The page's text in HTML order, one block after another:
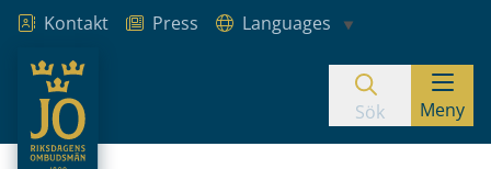
Hoppa till innehåll
Kontakt Press
Languages
JO – Riksdagens Ombudsmän
Sök Meny